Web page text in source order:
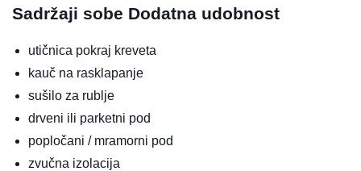
Sadržaji sobe Dodatna udobnost
utičnica pokraj kreveta
kauč na rasklapanje
sušilo za rublje
drveni ili parketni pod
popločani / mramorni pod
zvučna izolacija